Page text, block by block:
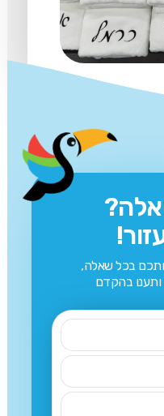
בכל שאלה,
ותענו בהקדם